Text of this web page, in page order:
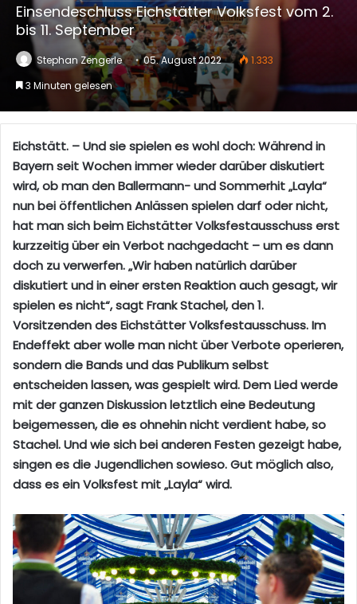
Einsendeschluss Eichstätter Volksfest vom 2.
bis 11. September
Stephan Zengerle 05. August 2022
1.333
3 Minuten gelesen
Eichstätt. – Und sie spielen es wohl doch: Während in
Bayern seit Wochen immer wieder darüber diskutiert
wird, ob man den Ballermann- und Sommerhit „Layla“
nun bei öffentlichen Anlässen spielen darf oder nicht,
hat man sich beim Eichstätter Volksfestausschuss erst
kurzzeitig über ein Verbot nachgedacht – um es dann
doch zu verwerfen. „Wir haben natürlich darüber
diskutiert und in einer ersten Reaktion auch gesagt, wir
spielen es nicht“, sagt Frank Stachel, den 1.
Vorsitzenden des Eichstätter Volksfestausschuss. Im
Endeffekt aber wolle man nicht über Verbote operieren,
sondern die Bands und das Publikum selbst
entscheiden lassen, was gespielt wird. Dem Lied werde
mit der ganzen Diskussion letztlich eine Bedeutung
beigemessen, die es ohnehin nicht verdient habe, so
Stachel. Und wie sich bei anderen Festen gezeigt habe,
singen es die Jugendlichen sowieso. Gut möglich also,
dass es ein Volksfest mit „Layla“ wird.